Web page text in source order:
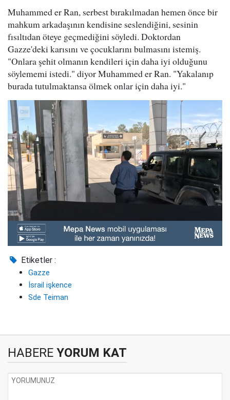
Muhammed er Ran, serbest bırakılmadan hemen önce bir
mahkum arkadaşının kendisine seslendiğini, sesinin
fısıltıdan öteye geçmediğini söyledi. Doktordan
Gazze'deki karısını ve çocuklarını bulmasını istemiş.
"Onlara şehit olmanın kendileri için daha iyi olduğunu
söylememi istedi." diyor Muhammed er Ran. "Yakalanıp
burada tutulmaktansa ölmek onlar için daha iyi."
Etiketler :
Gazze
İsrail işkence
Sde Teiman
HABERE YORUM KAT